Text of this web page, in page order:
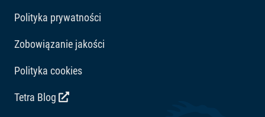
Polityka prywatności
Zobowiązanie jakości
Polityka cookies
Tetra Blog